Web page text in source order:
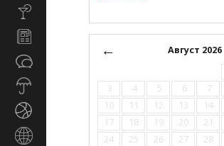
Новости
←
Август 2026
3
4 5 6 7
10
11 12 13 14
17
18 19 20 21
24
25 26 27 28